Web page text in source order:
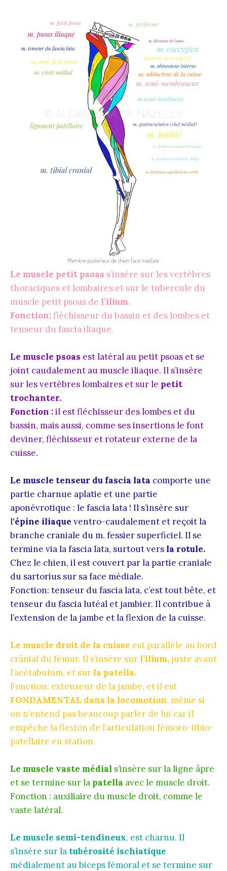
Le muscle petit psoas s’insère sur les vertèbres
thoraciques et lombaires et sur le tubercule du
muscle petit psoas de l’ilium.
Fonction:fléchisseur du bassin et des lombes et
tenseur du fascia iliaque.
Le muscle psoas est latéral au petit psoas et se
joint caudalement au muscle iliaque. Il s’insère
sur les vertèbres lombaires et sur le petit
trochanter.
Fonction :il est fléchisseur des lombes et du
bassin, mais aussi, comme ses insertions le font
deviner, fléchisseur et rotateur externe de la
cuisse.
Le muscle tenseur du fascia lata comporte une
partie charnue aplatie et une partie
aponévrotique : le fascia lata ! Il s’insère sur
l‘épine iliaque ventro-caudalement et reçoit la
branche craniale du m. fessier superficiel. Il se
termine via la fascia lata, surtout versla rotule.
Chez le chien, il est couvert par la partie craniale
du sartorius sur sa face médiale.
Fonction: tenseur du fascia lata, c’est tout bête, et
tenseur du fascia lutéal et jambier. Il contribue à
l’extension de la jambe et la flexion de la cuisse.
Le muscle droit de la cuisse est parallèle au bord
crânial du fémur. Il s’insère surl’ilium, juste avant
l’acétabulum, et surla patella.
Fonction: extenseur de la jambe, et il est
FONDAMENTAL dans la locomotion, même si
on n’entend pas beaucoup parler de lui car il
empêche la flexion de l’articulation fémoro-tibio-
patellaire en station.
Le muscle vaste médial s’insère sur la ligne âpre
et se termine sur la patella avec le muscle droit.
Fonction : auxiliaire du muscle droit, comme le
vaste latéral.
Le muscle semi-tendineux, est charnu. Il
s’insère sur la tubérosité ischiatique
médialement au biceps fémoral et se termine sur